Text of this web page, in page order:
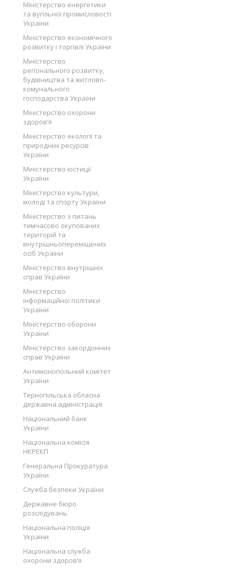
Міністерство енергетики
та вугільної промисловості
України
Міністерство економічного
розвитку і торгівлі України
Міністерство
регіонального розвитку,
будівництва та житлово-
комунального
господарства України
Міністерство охорони
здоров’я
Міністерство екології та
природних ресурсів
України
Міністерство юстиції
України
Міністерство культури,
молоді та спорту України
Міністерство з питань
тимчасово окупованих
територій та
внутрішньопереміщених
осіб України
Міністерство внутрішніх
справ України
Міністерство
інформаційної політики
України
Міністерство оборони
України
Міністерство закордонних
справ України
Антимонопольний комітет
України
Тернопільська обласна
державна адміністрація
Національний банк
України
Національна комісія
НКРЕКП
Генеральна Прокуратура
України
Служба безпеки України
Державне бюро
розслідувань
Національна поліція
України
Національна служба
охорони здоров’я